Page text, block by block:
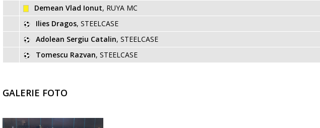
Demean Vlad Ionut, RUYA MC
Ilies Dragos, STEELCASE
Adolean Sergiu Catalin, STEELCASE
Tomescu Razvan, STEELCASE
GALERIE FOTO